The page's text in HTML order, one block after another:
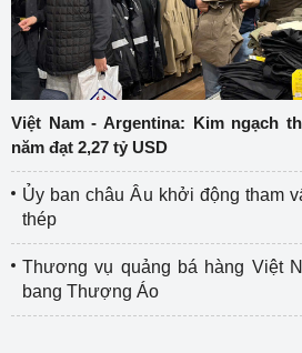
Việt Nam - Argentina: Kim ngạch
năm đạt 2,27 tỷ USD
Ủy ban châu Âu khởi động tham
thép
Thương vụ quảng bá hàng Việt
bang Thượng Áo